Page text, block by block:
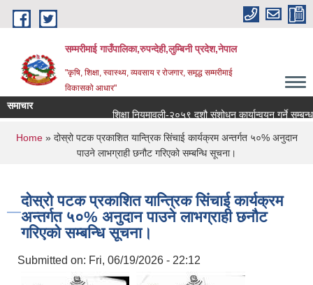
Skip to main content
सम्मरीमाई गाउँपालिका,रुपन्देही,लुम्बिनी प्रदेश,नेपाल
"कृषि, शिक्षा, स्वास्थ्य, व्यवसाय र रोजगार, समृद्ध सम्मरीमाई
विकासको आधार"
समाचार
शिक्षा नियमावली-२०५९ दशौ संशोधन कार्यान्वयन गर्ने सम्बन्धमा
You are here
Home» दोस्रो पटक प्रकाशित यान्त्रिक सिंचाई कार्यक्रम अन्तर्गत ५०% अनुदान
पाउने लाभग्राही छनौट गरिएको सम्बन्धि सूचना।
दोस्रो पटक प्रकाशित यान्त्रिक सिंचाई कार्यक्रम
अन्तर्गत ५०% अनुदान पाउने लाभग्राही छनौट
गरिएको सम्बन्धि सूचना।
Submitted on: Fri, 06/19/2026 - 22:12